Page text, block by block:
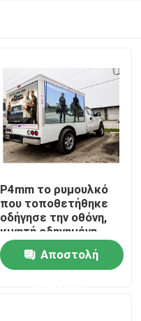
P4mm το ρυμουλκό
που τοποθετήθηκε
οδήγησε την οθόνη,
κινητή οδηγημένη
επίδειξη 256*128MM
Αποστολή